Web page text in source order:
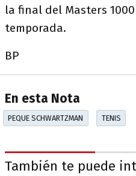
la final del Masters
temporada.
BP
En esta Nota
PEQUE SCHWARTZMAN TENIS
También te puede